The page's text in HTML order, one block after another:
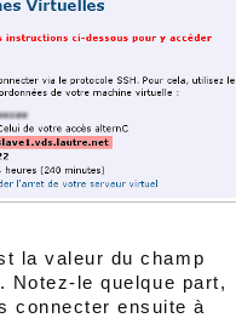
la valeur du champ
Notez-le quelque part,
connecter ensuite à